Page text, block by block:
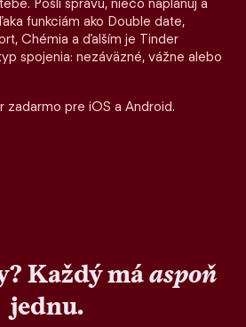
Pošli správu, niečo naplánuj a
funkciám ako Double date,
Chémia a ďalším je Tinder
spojenia: nezáväzné, vážne alebo
zadarmo pre iOS a Android.
Každý máaspoň
jednu.